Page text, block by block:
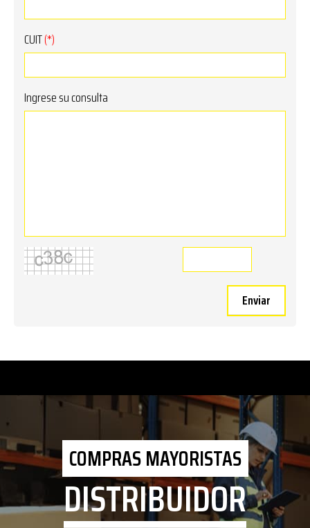
CUIT(*)
Ingrese su consulta
Enviar
COMPRAS MAYORISTAS
DISTRIBUIDOR